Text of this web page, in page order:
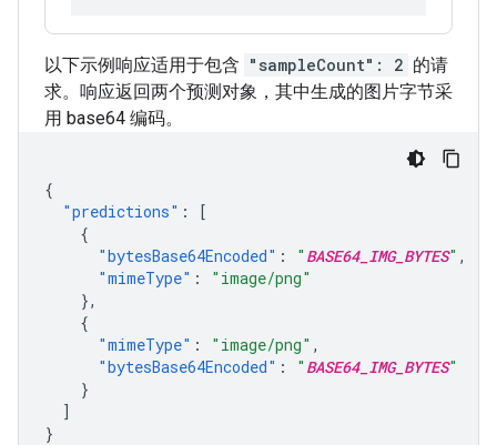
以下示例响应适用于包含 "sampleCount": 2 的请
求。响应返回两个预测对象，其中生成的图片字节采
用 base64 编码。
{
"predictions" :
[
{
"bytesBase64Encoded" : " BASE64_IMG_BYTES" ,
"mimeType" :
"image/png"
},
{
"mimeType" : "image/png" ,
"bytesBase64Encoded" : " BASE64_IMG_BYTES"
}
]
}